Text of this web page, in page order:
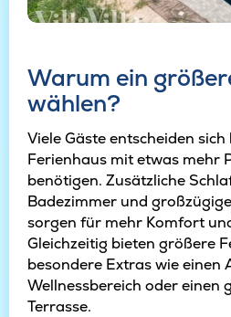
Warum ein
wählen?
Viele Gäste entscheiden
Ferienhaus mit etwas mehr
benötigen. Zusätzliche
Badezimmer und
sorgen für mehr Komfort
Gleichzeitig bieten größere
besondere Extras wie einen
Wellnessbereich oder einen
Terrasse.